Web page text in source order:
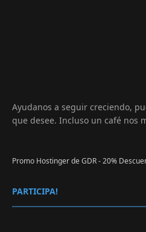
Ayudanos a seguir creciendo,
que desee. Incluso un café nos
Promo Hostinger de GDR - 20%
PARTICIPA!